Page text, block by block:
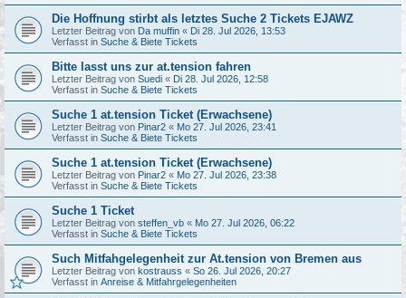
Die Hoffnung stirbt als letztes Suche 2 Tickets EJAWZ
Letzter Beitrag von Da muffin « Di 28. Jul 2026, 13:53
Verfasst in Suche & Biete Tickets
Bitte lasst uns zur at.tension fahren
Letzter Beitrag von Suedi « Di 28. Jul 2026, 12:58
Verfasst in Suche & Biete Tickets
Suche 1 at.tension Ticket (Erwachsene)
Letzter Beitrag von Pinar2 « Mo 27. Jul 2026, 23:41
Verfasst in Suche & Biete Tickets
Suche 1 at.tension Ticket (Erwachsene)
Letzter Beitrag von Pinar2 « Mo 27. Jul 2026, 23:38
Verfasst in Suche & Biete Tickets
Suche 1 Ticket
Letzter Beitrag von steffen_vb « Mo 27. Jul 2026, 06:22
Verfasst in Suche & Biete Tickets
Such Mitfahgelegenheit zur At.tension von Bremen aus
Letzter Beitrag von kostrauss « So 26. Jul 2026, 20:27
Verfasst in Anreise & Mitfahrgelegenheiten